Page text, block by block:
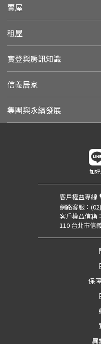
賣屋
租屋
實登與房訊知識
信義居家
集團與永續發展
加
客戶權益專線
網路客服：
客戶權益信箱：
110 台北市信
保
異